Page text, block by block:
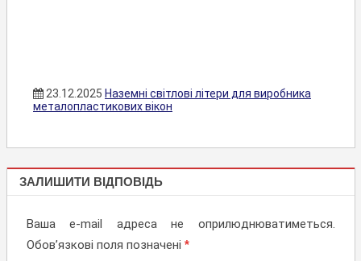
23.12.2025 Наземні світлові літери для виробника
металопластикових вікон
БУКВИ,
СИМВОЛИ
ЗАЛИШИТИ ВІДПОВІДЬ
Ваша e-mail адреса не оприлюднюватиметься.
Обов’язкові поля позначені *